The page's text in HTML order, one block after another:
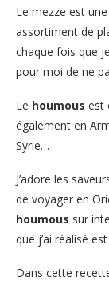
Le mezze est
assortiment de
chaque fois que
pour moi de ne
Le houmous est
également en
Syrie…
J’adore les
de voyager en
houmous sur
que j’ai réalisé
Dans cette